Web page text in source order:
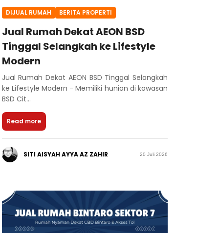
DIJUAL RUMAH BERITA PROPERTI
Jual Rumah Dekat AEON BSD
Tinggal Selangkah ke Lifestyle
Modern
Jual Rumah Dekat AEON BSD Tinggal Selangkah
ke Lifestyle Modern - Memiliki hunian di kawasan
BSD Cit...
Read more
SITI AISYAH AYYA AZ ZAHIR 20 Juli 2026